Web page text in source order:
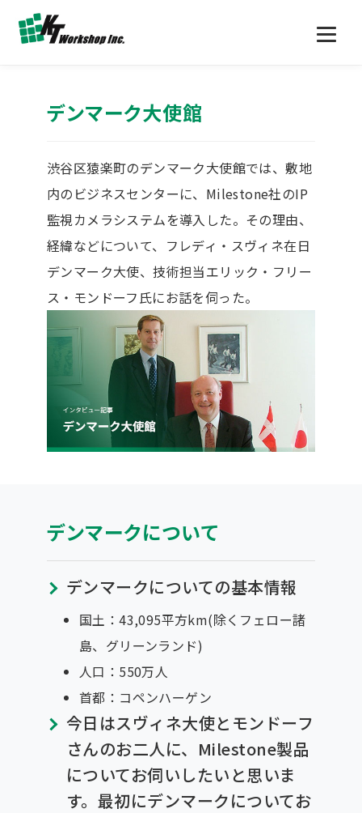
デンマーク大使館
渋谷区猿楽町のデンマーク大使館では、敷地
内のビジネスセンターに、Milestone社のIP
監視カメラシステムを導入した。その理由、
経緯などについて、フレディ・スヴィネ在日
デンマーク大使、技術担当エリック・フリー
ス・モンドーフ氏にお話を伺った。
デンマークについて
デンマークについての基本情報
国土：43,095平方km(除くフェロー諸
島、グリーンランド)
人口：550万人
首都：コペンハーゲン
今日はスヴィネ大使とモンドーフ
さんのお二人に、Milestone製品
についてお伺いしたいと思いま
す。最初にデンマークについてお